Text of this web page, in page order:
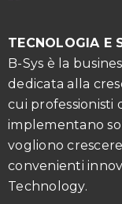
TECNOLOGIA E
B-Sys è la
dedicata alla
cui professionisti
implementano
vogliono
convenienti
Technology.